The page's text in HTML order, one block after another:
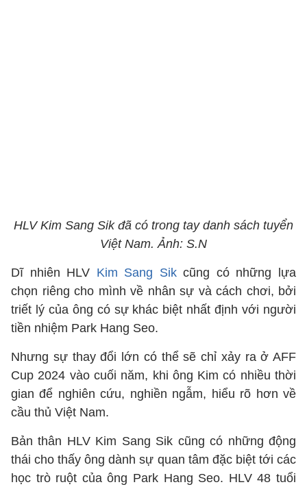
HLV Kim Sang Sik đã có trong tay danh sách tuyển
Việt Nam. Ảnh: S.N
Dĩ nhiên HLV Kim Sang Sikcũng có những lựa
chọn riêng cho mình về nhân sự và cách chơi, bởi
triết lý của ông có sự khác biệt nhất định với người
tiền nhiệm Park Hang Seo.
Nhưng sự thay đổi lớn có thể sẽ chỉ xảy ra ở AFF
Cup 2024 vào cuối năm, khi ông Kim có nhiều thời
gian để nghiên cứu, nghiền ngẫm, hiểu rõ hơn về
cầu thủ Việt Nam.
Bản thân HLV Kim Sang Sik cũng có những động
thái cho thấy ông dành sự quan tâm đặc biệt tới các
học trò ruột của ông Park Hang Seo. HLV 48 tuổi